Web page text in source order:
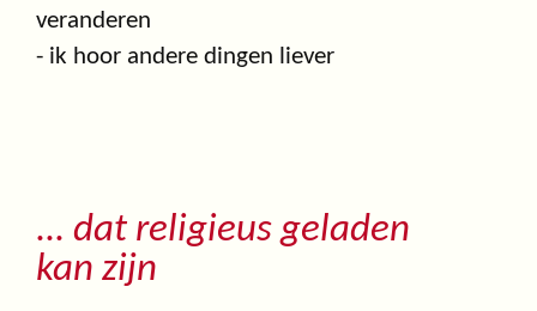
veranderen
- ik hoor andere dingen liever
... dat religieus geladen
kan zijn